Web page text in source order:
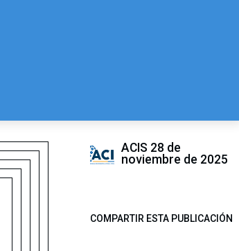
ACIS 28 de
noviembre de 2025
COMPARTIR ESTA PUBLICACIÓN